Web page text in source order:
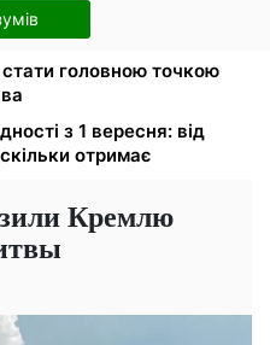
— штраф до 680
головною точкою
з 1 вересня: від
отримає
Кремлю